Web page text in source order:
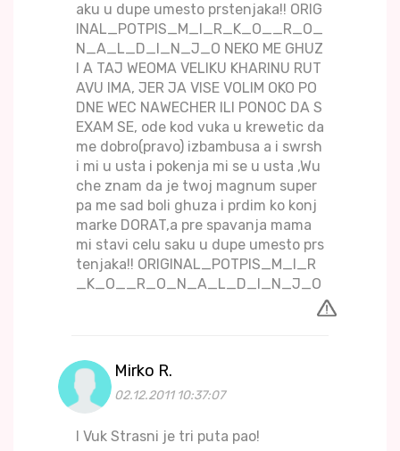
aku u dupe umesto prstenjaka!! ORIG
INAL_POTPIS_M_I_R_K_O__R_O_
N_A_L_D_I_N_J_O NEKO ME GHUZ
I A TAJ WEOMA VELIKU KHARINU RUT
AVU IMA, JER JA VISE VOLIM OKO PO
DNE WEC NAWECHER ILI PONOC DA S
EXAM SE, ode kod vuka u krewetic da
me dobro(pravo) izbambusa a i swrsh
i mi u usta i pokenja mi se u usta ,Wu
che znam da je twoj magnum super
pa me sad boli ghuza i prdim ko konj
marke DORAT,a pre spavanja mama
mi stavi celu saku u dupe umesto prs
tenjaka!! ORIGINAL_POTPIS_M_I_R
_K_O__R_O_N_A_L_D_I_N_J_O
Mirko R.
02.12.2011 10:37:07
I Vuk Strasni je tri puta pao!